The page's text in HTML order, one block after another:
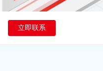
立即联系